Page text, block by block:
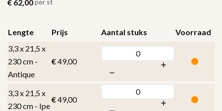
€ 62,00per st
Lengte Prijs Aantal stuks
Voorraad
3,3 x 21,5 x
230 cm -
Antique
€49,00
3,3 x 21,5 x
230 cm - Ipe
€49,00